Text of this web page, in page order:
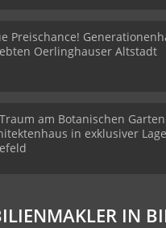
Preischance!
Oerlinghauser Altstadt
am Botanischen
in exklusiver
IN